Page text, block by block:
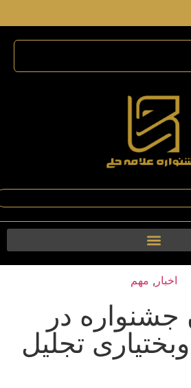
اخبار,مهم
جشنواره در
تجلیل